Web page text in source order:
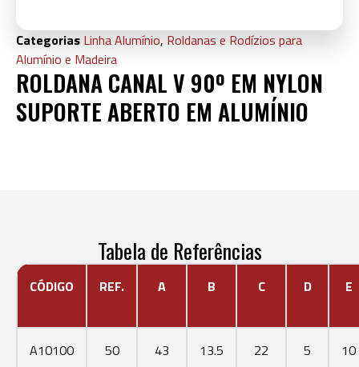
Categorias Linha Alumínio, Roldanas e Rodízios para
Alumínio e Madeira
ROLDANA CANAL V 90º EM NYLON
SUPORTE ABERTO EM ALUMÍNIO
Tabela de Referências
CÓDIGO REF. A B C D E
A10100 50 43 13.5 22 5 10